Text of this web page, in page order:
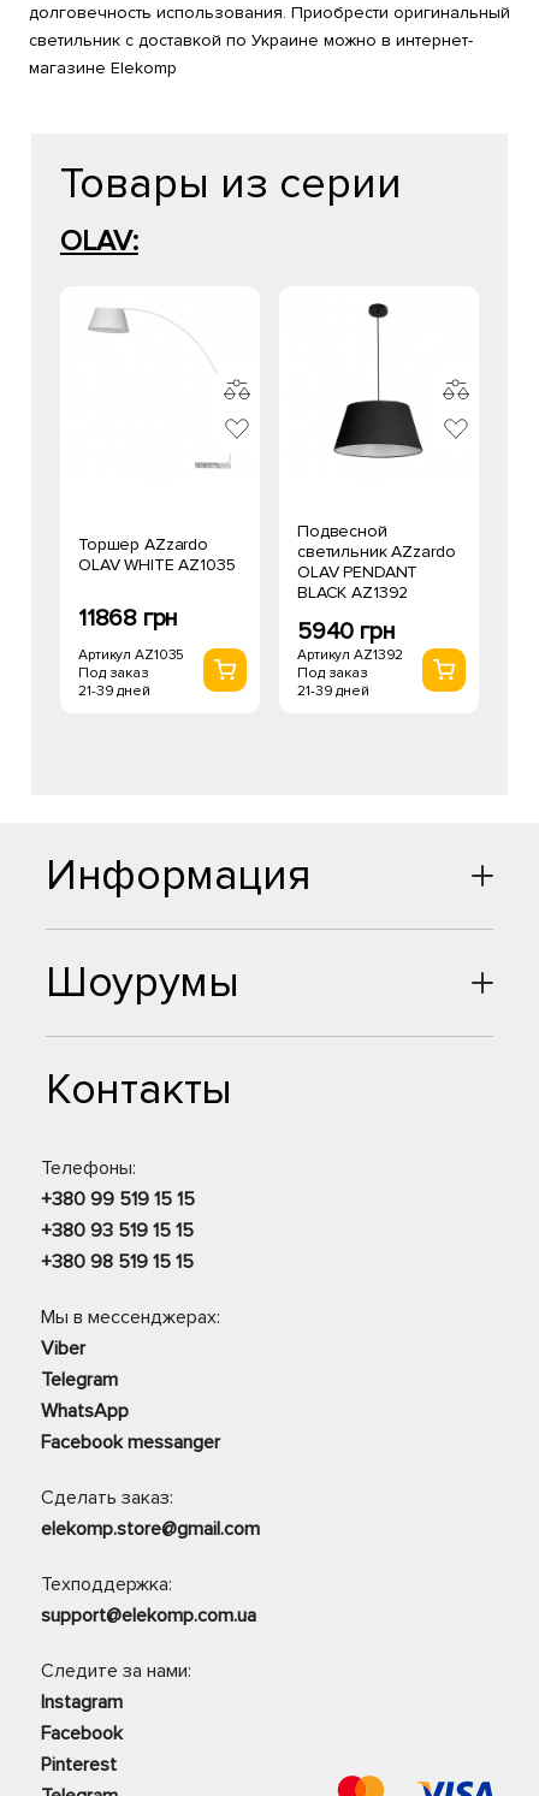
долговечность использования. Приобрести оригинальный
светильник с доставкой по Украине можно в интернет-
магазине Elekomp
Товары из серии
OLAV:
Торшер AZzardo
OLAV WHITE AZ1035
11868 грн
Артикул AZ1035
Под заказ
21-39 дней
Подвесной
светильник AZzardo
OLAV PENDANT
BLACK AZ1392
5940 грн
Артикул AZ1392
Под заказ
21-39 дней
Шоурумы
Контакты
Телефоны:
+380 99 519 15 15
+380 93 519 15 15
+380 98 519 15 15
Мы в мессенджерах:
Viber
Telegram
WhatsApp
Facebook messanger
Сделать заказ:
elekomp.store@gmail.com
Техподдержка:
support@elekomp.com.ua
Следите за нами:
Instagram
Facebook
Pinterest
Информация